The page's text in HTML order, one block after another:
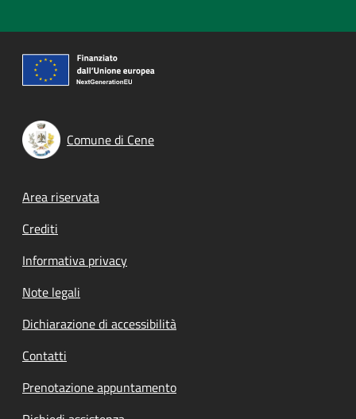
Comune di Cene
Footer menu
Area riservata
Crediti
Informativa privacy
Note legali
Dichiarazione di accessibilità
Contatti
Prenotazione appuntamento